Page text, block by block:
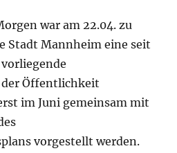
war am 22.04. zu
Stadt Mannheim eine seit
Öffentlichkeit
im Juni gemeinsam mit
vorgestellt werden.